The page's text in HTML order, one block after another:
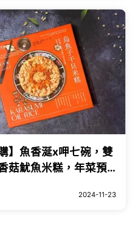
】魚香涎x呷七碗，雙
菇魷魚米糕，年菜預
2024-11-23